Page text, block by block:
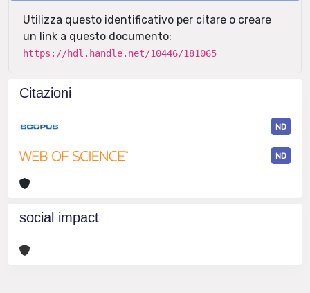
Utilizza questo identificativo per citare o creare
un link a questo documento:
https://hdl.handle.net/10446/181065
Citazioni
ND
ND
social impact